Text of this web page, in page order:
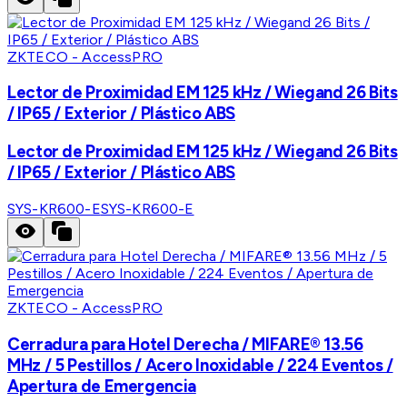
ZKTECO - AccessPRO
Lector de Proximidad EM 125 kHz / Wiegand 26 Bits
/ IP65 / Exterior / Plástico ABS
Lector de Proximidad EM 125 kHz / Wiegand 26 Bits
/ IP65 / Exterior / Plástico ABS
SYS-KR600-ESYS-KR600-E
ZKTECO - AccessPRO
Cerradura para Hotel Derecha / MIFARE® 13.56
MHz / 5 Pestillos / Acero Inoxidable / 224 Eventos /
Apertura de Emergencia